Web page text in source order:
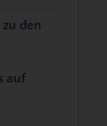
den
auf